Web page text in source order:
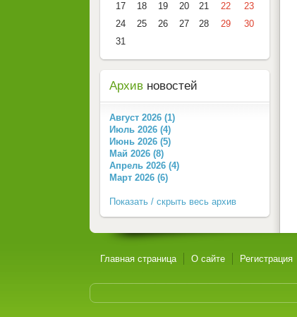
17
18 19 20 21 22
23
24
25 26 27 28 29
30
31
Архив новостей
Август 2026 (1)
Июль 2026 (4)
Июнь 2026 (5)
Май 2026 (8)
Апрель 2026 (4)
Март 2026 (6)
Показать / скрыть весь архив
Главная страница О сайте Регистрация